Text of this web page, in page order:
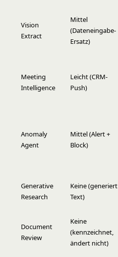
Vision
Extract
Mittel
(Dateneingabe-
Ersatz)
Meeting
Intelligence
Leicht (CRM-
Push)
Anomaly
Agent
Mittel (Alert +
Block)
Generative
Research
Keine (generiert
Text)
Document
Review
Keine
(kennzeichnet,
ändert nicht)